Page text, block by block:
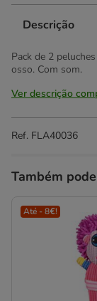
Descrição
Pack de 2
osso. Com som.
Ver descrição
Ref. FLA40036
Também
Até - 8€!